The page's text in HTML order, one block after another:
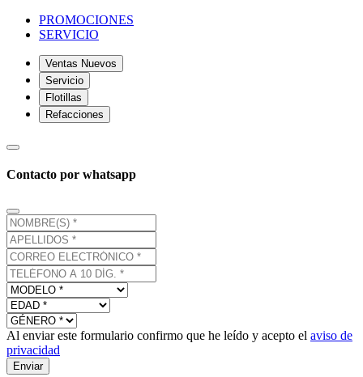
PROMOCIONES
SERVICIO
Ventas Nuevos
Servicio
Flotillas
Refacciones
Contacto por whatsapp
Al enviar este formulario confirmo que he leído y acepto el aviso de
privacidad
Enviar